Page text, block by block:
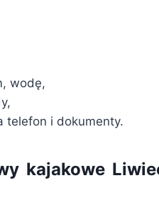
wodę,
telefon i dokumenty.
kajakowe